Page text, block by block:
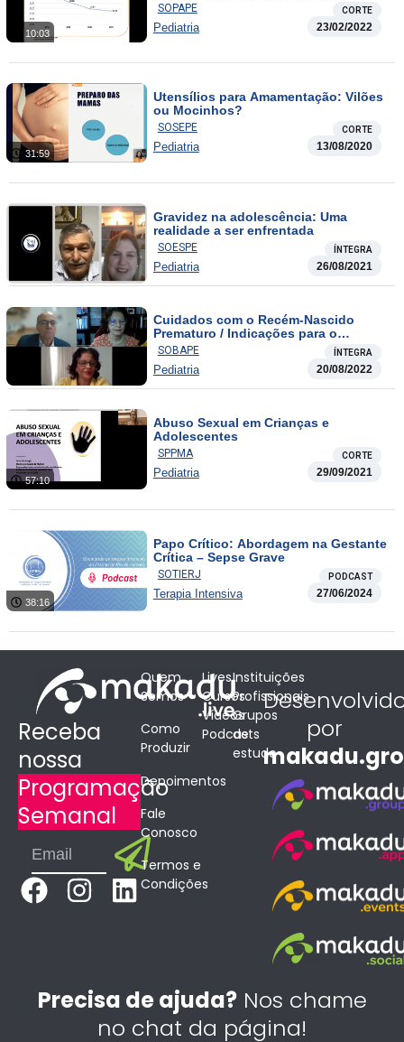
10:03
SOPAPE CORTE
Pediatria 23/02/2022
31:59
Utensílios para Amamentação: Vilões
ou Mocinhos?
SOSEPE CORTE
Pediatria 13/08/2020
Gravidez na adolescência: Uma
realidade a ser enfrentada
SOESPE ÍNTEGRA
Pediatria 26/08/2021
Cuidados com o Recém-Nascido
Prematuro / Indicações para o
Palivizumabe
SOBAPE ÍNTEGRA
Pediatria 20/08/2022
57:10
Abuso Sexual em Crianças e
Adolescentes
SPPMA CORTE
Pediatria 29/09/2021
38:16
Papo Crítico: Abordagem na Gestante
Crítica – Sepse Grave
SOTIERJ PODCAST
Terapia Intensiva 27/06/2024
Receba
nossa
Programação
Semanal
Email Submit
F
b
I
a
L
e
d
Quem
Somos
Como
Produzir
Depoimentos
Fale
Conosco
Termos e
Condições
Lives
Cursos
Vídeos
Podcasts
Instituições
Profissionais
Grupos
de
estudo
por
Precisa de ajuda?Nos chame
no chat da página!